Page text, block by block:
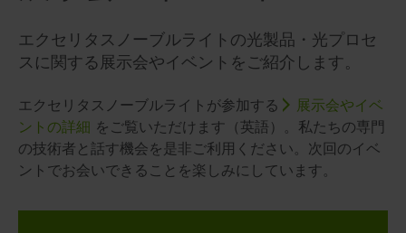
エクセリタスノーブルライトの光製品・光プロセ
スに関する展示会やイベントをご紹介します。
エクセリタスノーブルライトが参加する
展示会やイベ
ントの詳細 をご覧いただけます（英語）。私たちの専門
の技術者と話す機会を是非ご利用ください。次回のイベ
ントでお会いできることを楽しみにしています。